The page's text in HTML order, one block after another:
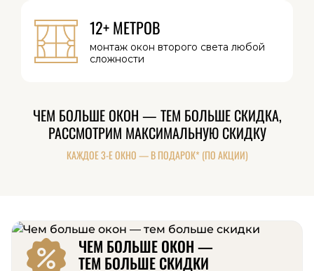
12+ МЕТРОВ
монтаж окон второго света любой
сложности
ЧЕМ БОЛЬШЕ ОКОН — ТЕМ БОЛЬШЕ СКИДКА,
РАССМОТРИМ МАКСИМАЛЬНУЮ СКИДКУ
КАЖДОЕ 3-Е ОКНО — В ПОДАРОК* (ПО АКЦИИ)
ЧЕМ БОЛЬШЕ ОКОН —
ТЕМ БОЛЬШЕ СКИДКИ